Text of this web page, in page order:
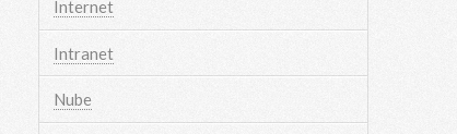
Internet
Intranet
Nube